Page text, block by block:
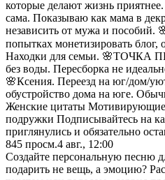
которые делают жизнь
сама. Показываю как мама в
независить от мужа и пособий.
попытках монетизировать блог,
Находки для семьи. 🌸ТОЧКА
без воды. Пересборка не
🌸Ксения. Переезд на юг/дом/
обустройство дома на юге.
Женские цитаты Мотивирующие
подружки Подписывайтесь на
приглянулись и обязательно
845 просм.4 авг., 12:00
Создайте персональную песню
подарить не вещь, а эмоцию?